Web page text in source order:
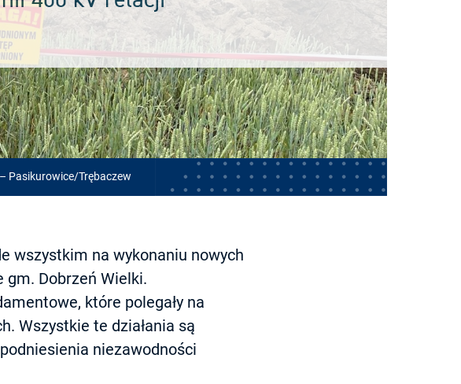
Pasikurowice/Trębaczew
wszystkim na wykonaniu nowych
gm. Dobrzeń Wielki.
które polegały na
Wszystkie te działania są
niezawodności